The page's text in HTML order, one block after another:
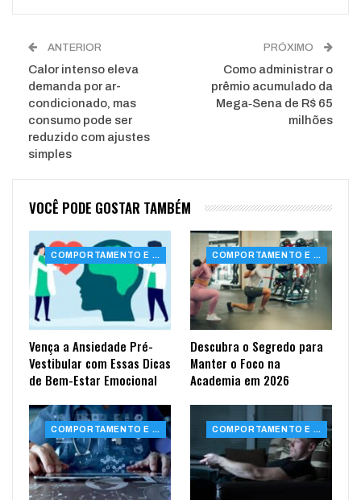
ANTERIOR
Calor intenso eleva
demanda por ar-
condicionado, mas
consumo pode ser
reduzido com ajustes
simples
PRÓXIMO
Como administrar o
prêmio acumulado da
Mega‑Sena de R$ 65
milhões
VOCÊ PODE GOSTAR TAMBÉM
COMPORTAMENTO E SAÚDE
Vença a Ansiedade Pré-
Vestibular com Essas Dicas
de Bem-Estar Emocional
COMPORTAMENTO E SAÚDE
Descubra o Segredo para
Manter o Foco na
Academia em 2026
COMPORTAMENTO E SAÚDE COMPORTAMENTO E SAÚDE